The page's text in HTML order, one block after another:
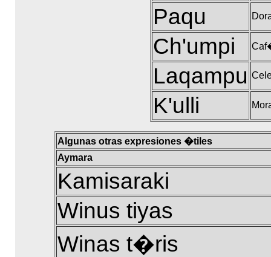
Paqu
Ch'umpi
Laqampu
K'ulli
Algunas otras expresiones �tiles
Aymara
Kamisaraki
Winus tiyas
Winas t�ris